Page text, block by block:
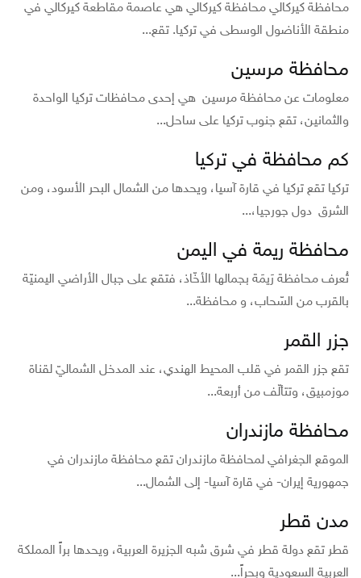
محافظة كيركالي محافظة كيركالي هي عاصمة مقاطعة كيركالي في
منطقة الأناضول الوسطى في تركيا. تقع...
محافظة مرسين
معلومات عن محافظة مرسين هي إحدى محافظات تركيا الواحدة
والثمانين، تقع جنوب تركيا على ساحل...
كم محافظة في تركيا
تركيا تقع تركيا في قارة آسيا، ويحدها من الشمال البحر الأسود، ومن
الشرق دول جورجيا،...
محافظة ريمة في اليمن
تُعرف محافظة رَيمَة بجمالها الأخّاذ، فتقع على جبال الأراضي اليمنيّة
بالقرب من السّحاب، و محافظة...
جزر القمر
تقع جزر القمر في قلب المحيط الهندي، عند المدخل الشماليّ لقناة
موزمبيق، وتتألّف من أربعة...
محافظة مازندران
الموقع الجغرافي لمحافظة مازندران تقع محافظة مازندران في
جمهورية إيران- في قارة آسيا- إلى الشمال...
مدن قطر
قطر تقع دولة قطر في شرق شبه الجزيرة العربية، ويحدها براً المملكة
العربية السعودية وبحراً...